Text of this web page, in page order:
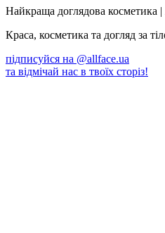
Найкраща доглядова косметика
Краса, косметика та догляд за
підписуйся на @allface.ua
та відмічай нас в твоїх сторіз!